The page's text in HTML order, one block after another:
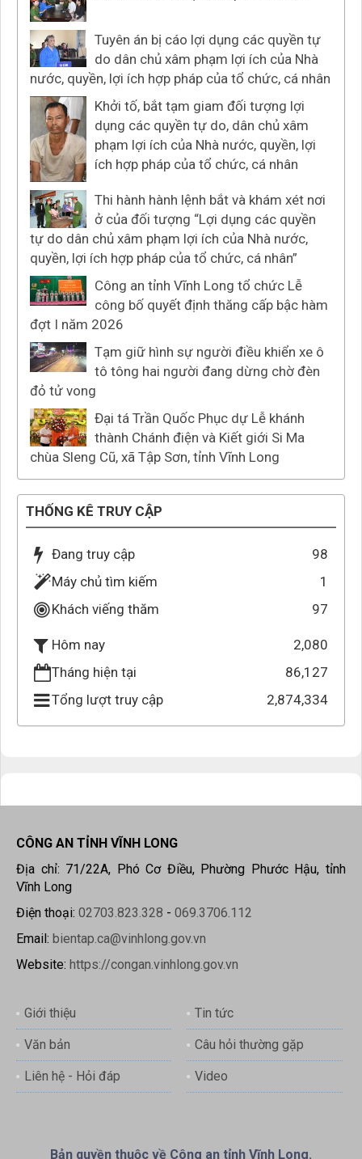
Tuyên án bị cáo lợi dụng các quyền tự
do dân chủ xâm phạm lợi ích của Nhà
nước, quyền, lợi ích hợp pháp của tổ chức, cá nhân
Khởi tố, bắt tạm giam đối tượng lợi
dụng các quyền tự do, dân chủ xâm
phạm lợi ích của Nhà nước, quyền, lợi
ích hợp pháp của tổ chức, cá nhân
Thi hành hành lệnh bắt và khám xét nơi
ở của đối tượng “Lợi dụng các quyền
tự do dân chủ xâm phạm lợi ích của Nhà nước,
quyền, lợi ích hợp pháp của tổ chức, cá nhân”
Công an tỉnh Vĩnh Long tổ chức Lễ
công bố quyết định thăng cấp bậc hàm
đợt I năm 2026
Tạm giữ hình sự người điều khiển xe ô
tô tông hai người đang dừng chờ đèn
đỏ tử vong
Đại tá Trần Quốc Phục dự Lễ khánh
thành Chánh điện và Kiết giới Si Ma
chùa Sleng Cũ, xã Tập Sơn, tỉnh Vĩnh Long
THỐNG KÊ TRUY CẬP
Đang truy cập
98
Máy chủ tìm kiếm
1
Khách viếng thăm
97
Hôm nay
2,080
Tháng hiện tại
86,127
Tổng lượt truy cập
2,874,334
CÔNG AN TỈNH VĨNH LONG
Địa chỉ: 71/22A, Phó Cơ Điều, Phường Phước Hậu, tỉnh
Vĩnh Long
Điện thoại: 02703.823.328 - 069.3706.112
Email: bientap.ca@vinhlong.gov.vn
Website: https://congan.vinhlong.gov.vn
Giới thiệu Tin tức
Văn bản Câu hỏi thường gặp
Liên hệ - Hỏi đáp Video
Bản quyền thuộc về Công an tỉnh Vĩnh Long.